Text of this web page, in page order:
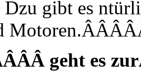
Dzu gibt es
geht es